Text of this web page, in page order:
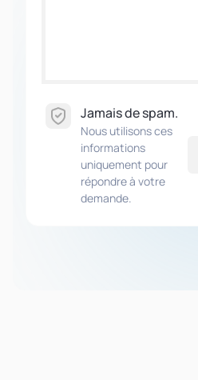
Jamais de spam.
Nous utilisons ces
informations
uniquement pour
répondre à votre
demande.